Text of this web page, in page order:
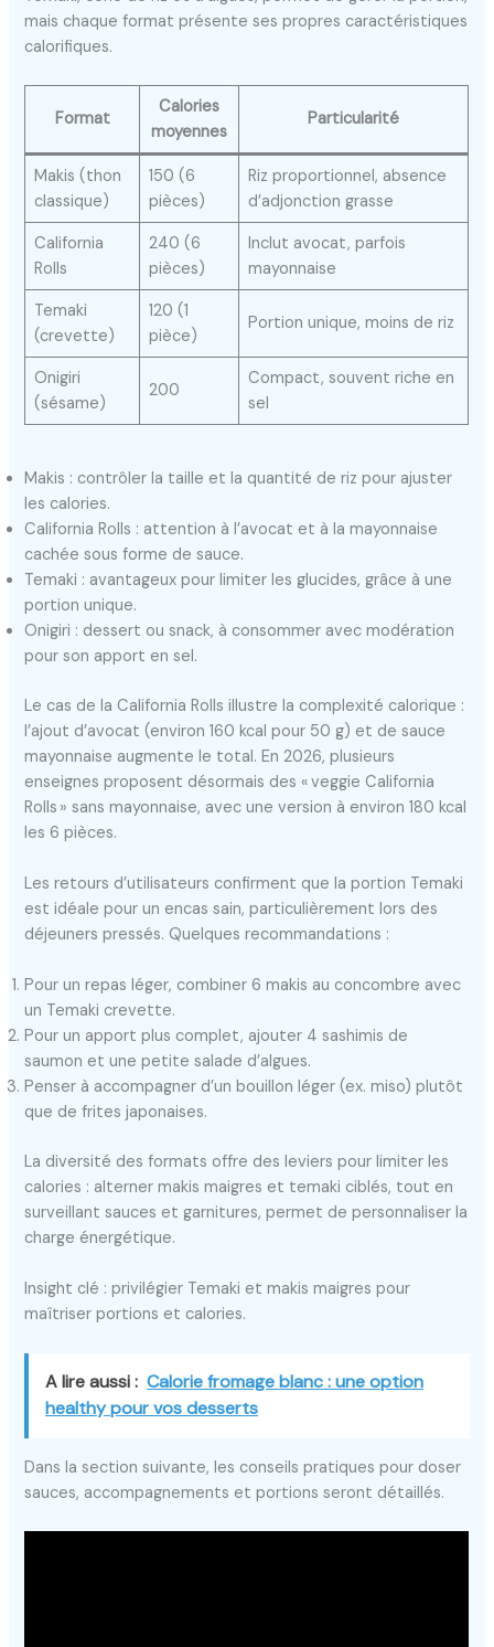
mais chaque format présente ses propres caractéristiques
calorifiques.
Format
Calories
moyennes
Particularité
Makis (thon
classique)
150 (6
pièces)
Riz proportionnel, absence
d’adjonction grasse
California
Rolls
240 (6
pièces)
Inclut avocat, parfois
mayonnaise
Temaki
(crevette)
120 (1
pièce)
Portion unique, moins de riz
Onigiri
(sésame)
200
Compact, souvent riche en
sel
Makis : contrôler la taille et la quantité de riz pour ajuster
les calories.
California Rolls : attention à l’avocat et à la mayonnaise
cachée sous forme de sauce.
Temaki : avantageux pour limiter les glucides, grâce à une
portion unique.
Onigiri : dessert ou snack, à consommer avec modération
pour son apport en sel.
Le cas de la California Rolls illustre la complexité calorique :
l’ajout d’avocat (environ 160 kcal pour 50 g) et de sauce
mayonnaise augmente le total. En 2026, plusieurs
enseignes proposent désormais des « veggie California
Rolls » sans mayonnaise, avec une version à environ 180 kcal
les 6 pièces.
Les retours d’utilisateurs confirment que la portion Temaki
est idéale pour un encas sain, particulièrement lors des
déjeuners pressés. Quelques recommandations :
Pour un repas léger, combiner 6 makis au concombre avec
un Temaki crevette.
Pour un apport plus complet, ajouter 4 sashimis de
saumon et une petite salade d’algues.
Penser à accompagner d’un bouillon léger (ex. miso) plutôt
que de frites japonaises.
La diversité des formats offre des leviers pour limiter les
calories : alterner makis maigres et temaki ciblés, tout en
surveillant sauces et garnitures, permet de personnaliser la
charge énergétique.
Insight clé : privilégier Temaki et makis maigres pour
maîtriser portions et calories.
A lire aussi : Calorie fromage blanc : une option
healthy pour vos desserts
Dans la section suivante, les conseils pratiques pour doser
sauces, accompagnements et portions seront détaillés.